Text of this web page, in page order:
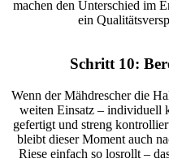
machen den Unter­schied im
ein
Schritt 10:
Wenn der Mähdre­scher die
weiten Einsatz – indi­vi­duell
gefer­tigt und streng
bleibt dieser Moment auch
Riese einfach so losrollt –